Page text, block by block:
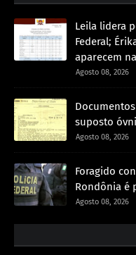
Leila lidera
Federal;
aparecem
Agosto 08, 2026
suposto
Agosto 08, 2026
Foragido
Rondônia é
Agosto 08, 2026